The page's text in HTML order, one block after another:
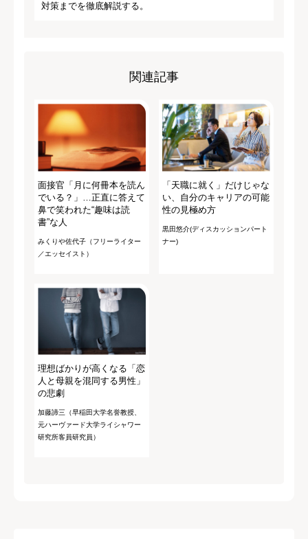
対策までを徹底解説する。
関連記事
面接官「月に何冊本を読ん
でいる？」…正直に答えて
鼻で笑われた“趣味は読
書”な人
みくりや佐代子（フリーライター
／エッセイスト）
「天職に就く」だけじゃな
い、自分のキャリアの可能
性の見極め方
黒田悠介(ディスカッションパート
ナー)
理想ばかりが高くなる「恋
人と母親を混同する男性」
の悲劇
加藤諦三（早稲田大学名誉教授、
元ハーヴァード大学ライシャワー
研究所客員研究員）